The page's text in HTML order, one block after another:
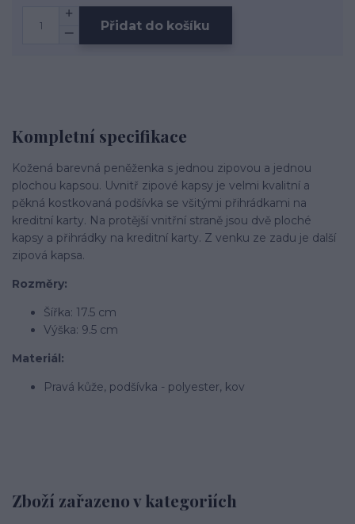
Přidat do košíku
Kompletní specifikace
Kožená barevná peněženka s jednou zipovou a jednou
plochou kapsou. Uvnitř zipové kapsy je velmi kvalitní a
pěkná kostkovaná podšívka se všitými přihrádkami na
kreditní karty. Na protější vnitřní straně jsou dvě ploché
kapsy a přihrádky na kreditní karty. Z venku ze zadu je další
zipová kapsa.
Rozměry:
Šířka: 17.5 cm
Výška: 9.5 cm
Materiál:
Pravá kůže, podšívka - polyester, kov
Zboží zařazeno v kategoriích